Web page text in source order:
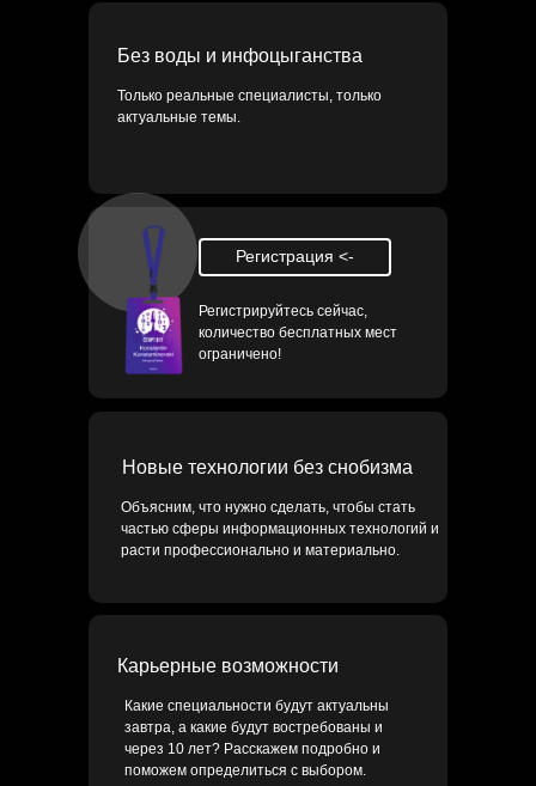
Какие специальности будут актуальны
завтра, а какие будут востребованы и
через 10 лет? Расскажем подробно и
поможем определиться с выбором.
Объясним, что нужно сделать, чтобы стать
частью сферы информационных технологий и
расти профессионально и материально.
Регистрируйтесь сейчас,
количество бесплатных мест
ограничено!
Только реальные специалисты, только
актуальные темы.
Регистрация <-
Карьерные возможности
Новые технологии без снобизма
Без воды и инфоцыганства